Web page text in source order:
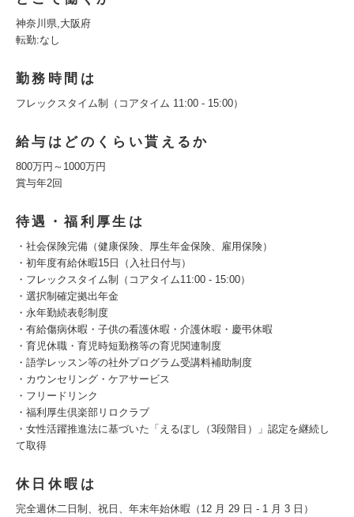
神奈川県,大阪府
転勤:なし
勤務時間は
フレックスタイム制（コアタイム 11:00 - 15:00）
給与はどのくらい貰えるか
800万円～1000万円
賞与年2回
待遇・福利厚生は
・社会保険完備（健康保険、厚生年金保険、雇用保険）
・初年度有給休暇15日（入社日付与）
・フレックスタイム制（コアタイム11:00 - 15:00）
・選択制確定拠出年金
・永年勤続表彰制度
・有給傷病休暇・子供の看護休暇・介護休暇・慶弔休暇
・育児休職・育児時短勤務等の育児関連制度
・語学レッスン等の社外プログラム受講料補助制度
・カウンセリング・ケアサービス
・フリードリンク
・福利厚生倶楽部リロクラブ
・女性活躍推進法に基づいた「えるぼし（3段階目）」認定を継続し
て取得
休日休暇は
完全週休二日制、祝日、年末年始休暇（12 月 29 日 - 1 月 3 日）